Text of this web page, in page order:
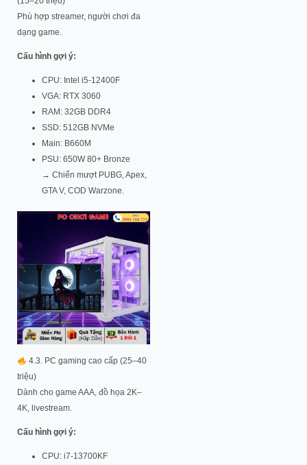
Phù hợp streamer, người chơi đa
dạng game.
Cấu hình gợi ý:
CPU: Intel i5-12400F
VGA: RTX 3060
RAM: 32GB DDR4
SSD: 512GB NVMe
Main: B660M
PSU: 650W 80+ Bronze
→ Chiến mượt PUBG, Apex,
GTA V, COD Warzone.
4.3. PC gaming cao cấp (25–40
triệu)
Dành cho game AAA, đồ họa 2K–
4K, livestream.
Cấu hình gợi ý:
CPU: i7-13700KF